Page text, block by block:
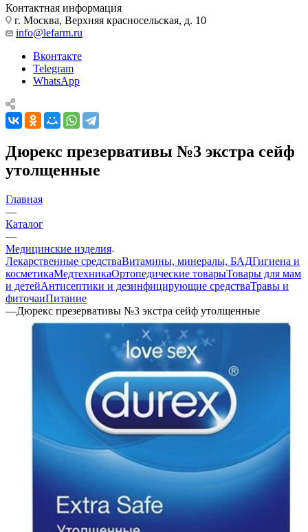
Контактная информация
г. Москва, Верхняя красносельская, д. 10
info@lefarm.ru
Вконтакте
Telegram
WhatsApp
Дюрекс презервативы №3 экстра сейф
утолщенные
Главная
—
Каталог
—
Медицинские изделия
Лекарственные средстваВитамины, минералы, БАДГигиена и
косметикаМедтехникаОртопедические товарыТовары для мам
и детейАнтисептики и дезинфицирующие средстваТравы и
фиточаиПитание
—Дюрекс презервативы №3 экстра сейф утолщенные